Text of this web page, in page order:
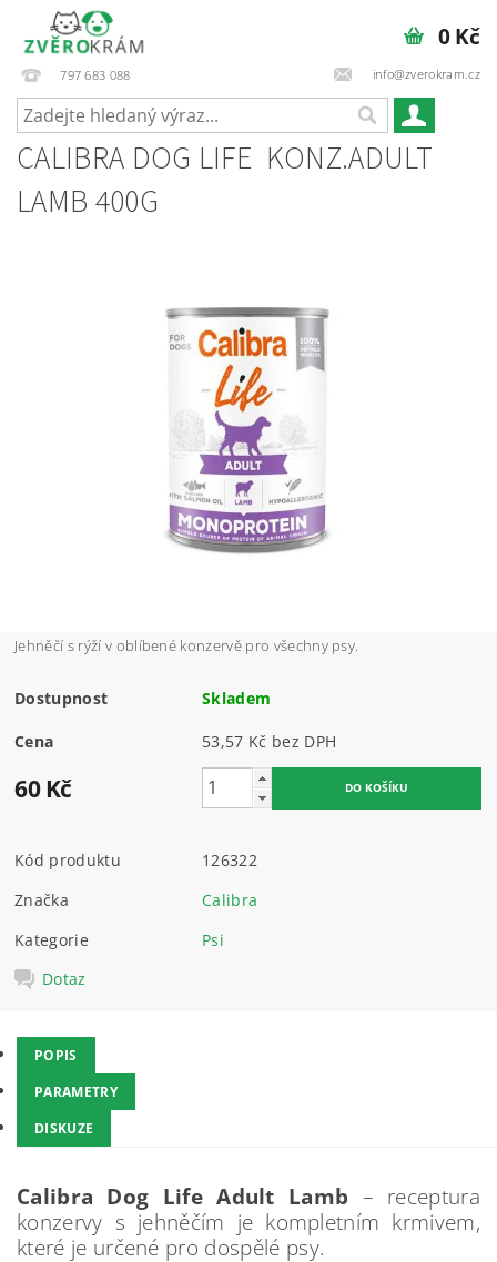
797 683 088 info@zverokram.cz
0 Kč
CALIBRA DOG LIFE KONZ.ADULT
LAMB 400G
Jehněčí s rýží v oblíbené konzervě pro všechny psy.
Dostupnost Skladem
Cena 53,57 Kč bez DPH
60 Kč
Kód produktu
126322
Značka
Calibra
Kategorie
Psi
Dotaz
POPIS
PARAMETRY
DISKUZE
Calibra Dog LifeAdult Lamb – receptura
konzervy s jehněčím je kompletním krmivem,
které je určené pro dospělé psy.